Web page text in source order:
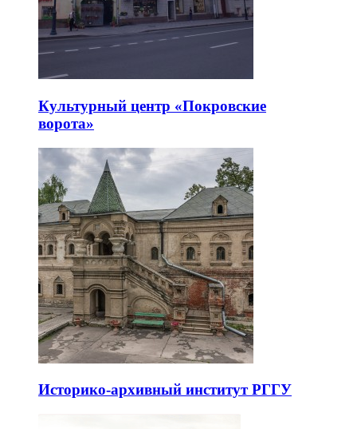
Культурный центр «Покровские
ворота»
Историко-архивный институт РГГУ